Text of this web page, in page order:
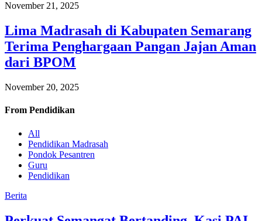
November 21, 2025
Lima Madrasah di Kabupaten Semarang
Terima Penghargaan Pangan Jajan Aman
dari BPOM
November 20, 2025
From Pendidikan
All
Pendidikan Madrasah
Pondok Pesantren
Guru
Pendidikan
Berita